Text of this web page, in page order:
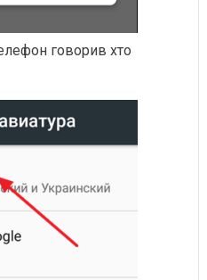
говорив хто